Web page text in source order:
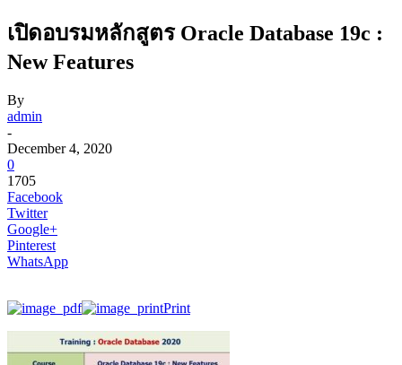
เปิดอบรมหลักสูตร Oracle Database 19c :
New Features
By
admin
-
December 4, 2020
0
1705
Facebook
Twitter
Google+
Pinterest
WhatsApp
Print